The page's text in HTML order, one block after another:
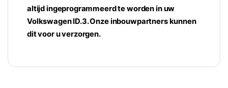
altijd ingeprogrammeerd te worden in uw
Volkswagen ID.3. Onze inbouwpartners kunnen
dit voor u verzorgen.